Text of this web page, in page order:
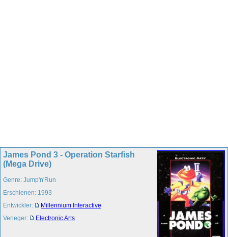
James Pond 3 - Operation Starfish
(Mega Drive)
Genre: Jump'n'Run
Erschienen: 1993
Entwickler:
Millennium Interactive
Verleger:
Electronic Arts